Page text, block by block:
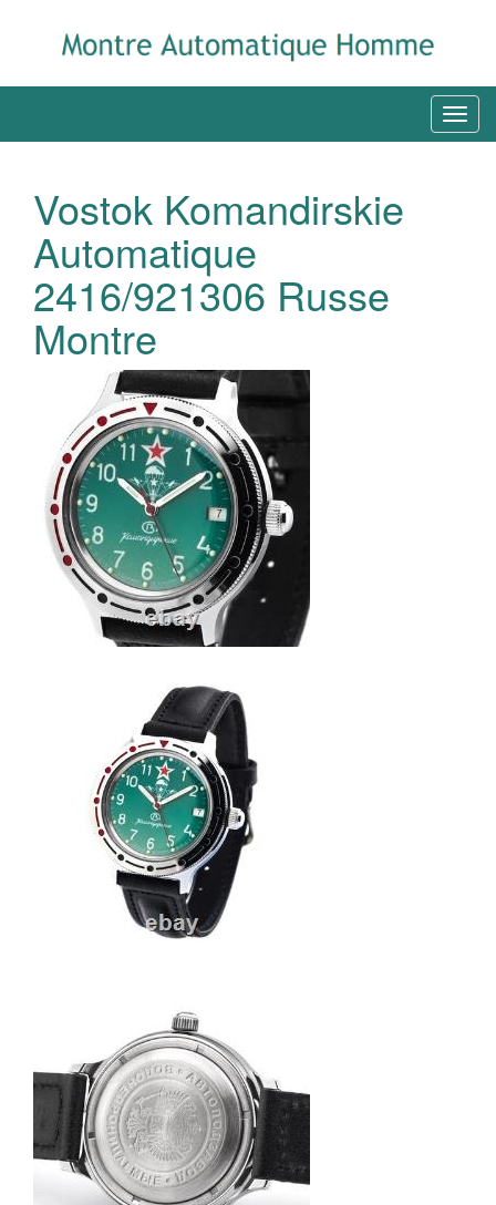
Vostok Komandirskie
Automatique
2416/921306 Russe
Montre